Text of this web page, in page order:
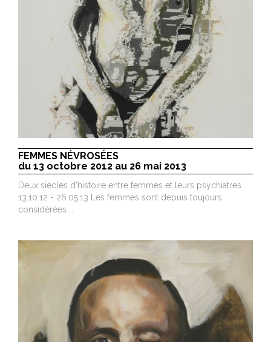
FEMMES NÉVROSÉES
du 13 octobre 2012 au 26 mai 2013
Deux siècles d’histoire entre femmes et leurs psychiatres
13.10.12 - 26.05.13 Les femmes sont depuis toujours
considérées …